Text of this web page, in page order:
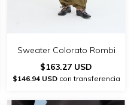
Sweater Colorato Rombi
$163.27 USD
$146.94 USDcon transferencia